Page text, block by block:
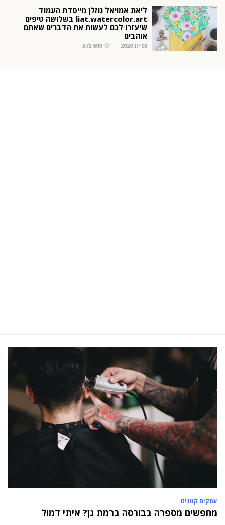
ליאת אמויאל גוזלן מייסדת העמוד
liat.watercolor.art בשלושה טיפים
שיעזרו לכם לעשות את הדברים שאתם
אוהבים
02 יונ 2020 372,609
עסקים קטנים
מחפשים מספרה בבורסה ברמת גן? איתי דמול